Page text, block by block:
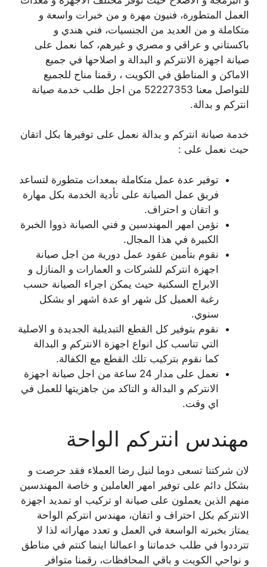
العمل المتطورة، فنيون مهرة و من خبرات واسعة و
متكاملة و من العديد من الجنسيات، فني هندي و
باكستاني و عراقي و مصري و غيرهم، كما نعمل على
صيانة اجهزة الانتركم و البدالة و اصلاحها في جميع
الاماكن و المناطق في الكويت ، رقمنا مناح للجميع
للتواصل معنا 52227353 من اجل طلب خدمة صيانة
انتركم و بدالة.
خدمة صيانة انتركم و بدالة نعمل على توفيرها بكل اتقان
حيث نعمل على :
توفير عدة عمل متكاملة بمعدات متطورة لتساعد
فريق عمل الصيانة على تأدية الخدمة بكل مهارة
و اتقان و احتراف.
نؤمن امهر المهندسين و فني الصيانة ذووا الخبرة
الكبيرة في هذا المجال.
نقوم بتأمين عقود عمل دورية من اجل صيانة
اجهزة انتركم للشركات و العمارات و المنازل و
الابراج السكنية حيث يمكن اجراء الصيانة حسب
رغبة العميل كل شهر او عدة اشهر او بشكل
سنوي.
نقوم بتوفير كل القطع التبديلية الجديدة و الاصلية
التي تناسب كل انواع اجهزة الانتركم و البدالة
كما نقوم بتركيب تلك القطع مع الكفالة.
نعمل على مدار 24 ساعة من اجل صيانة اجهزة
الانتركم و البدالة و التاكد من جاهزيتها للعمل في
اي وقت.
مهندس انتركم الواحة
لان شركتنا تسعى دوما لنيل رضا العملاء فقد حرصت و
بشكل دائم على توفير امهر العاملين و خاصة المهندسين
منهم الذين يعملون على صيانة او تركيب او تمديد اجهزة
الانتركم بكل احتراف و اتقان، مهندس انتركم الواحة
يمتاز بخبرته الواسعة في العمل و تعدد مهاراته لذا لا
تترددوا في طلب خدماتنا و اعمالنا اينما كنتم في مناطق
و نواحي الكويت و باقي المحافظات، رقمنا متوافر